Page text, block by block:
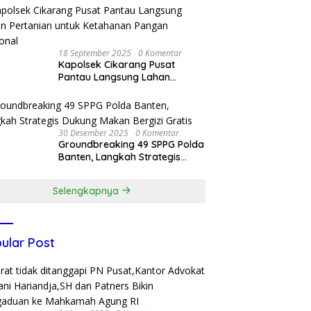
Kunjungan Delegasi Kepolisian
nasional Korea Selatan
18 September 2025 0 Komentar
Kapolsek Cikarang Pusat
Pantau Langsung Lahan
Pangan Nasional
30 Desember 2025 0 Komentar
Groundbreaking 49 SPPG Polda
Banten, Langkah Strategis
Selengkapnya
Post